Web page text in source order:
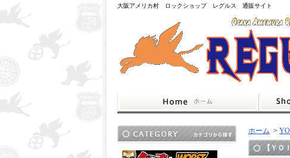
大阪アメリカ村 ロックショップ レグルス 通販サイト
ホーム >
【Ｙ